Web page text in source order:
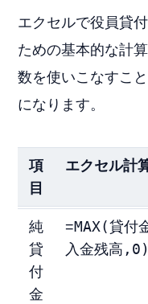
エクセルで役員貸
ための基本的な計
数を使いこなすこ
になります。
項
目
エクセル計
純
貸
付
金
=MAX(貸付
入金残高,0)